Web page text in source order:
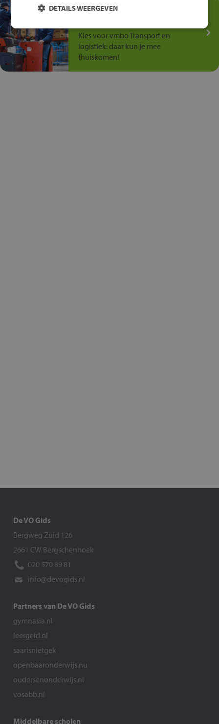
Jouw talent in de
Kies voor vmbo Transport en
logistiek: daar kun je mee
thuiskomen!
De VO Gids
Bergweg Zuid 126
2661 CW Bergschenhoek
020 570 89 81
info@devogids.nl
Partners van De VO Gids
gymnasia.nl
leergeld.nl
saarisnietgek
openbaaronderwijs.nu
oudersenonderwijs.nl
vosabb.nl
Middelbare scholen
DETAILS WEERGEVEN